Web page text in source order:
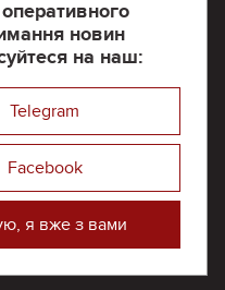
новин
на наш:
Telegram
Facebook
я вже з вами
дозволу редакції.
матеріалів, розміщених
посилання на інші
видання, несе редакційна
та підтримується